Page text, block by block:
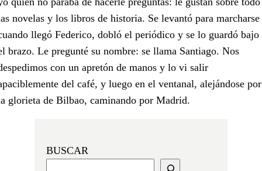
novelas y los libros de historia. Se levantó para marcharse
llegó Federico, dobló el periódico y se lo guardó bajo
brazo. Le pregunté su nombre: se llama Santiago. Nos
con un apretón de manos y lo vi salir
del café, y luego en el ventanal, alejándose por
glorieta de Bilbao, caminando por Madrid.
BUSCAR